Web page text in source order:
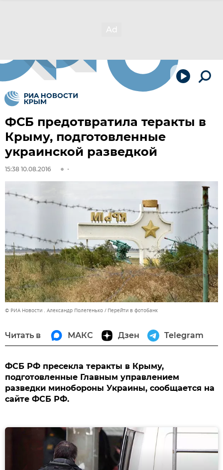
ФСБ предотвратила теракты в
Крыму, подготовленные
украинской разведкой
15:38 10.08.2016
© РИА Новости . Александр Полегенько Перейти в фотобанк
Читать в МАКС Дзен Telegram
ФСБ РФ пресекла теракты в Крыму,
подготовленные Главным управлением
разведки минобороны Украины, сообщается на
сайте ФСБ РФ.